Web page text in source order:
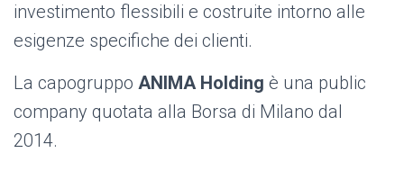
investimento flessibili e costruite intorno alle
esigenze specifiche dei clienti.
La capogruppo ANIMA Holding è una public
company quotata alla Borsa di Milano dal
2014.